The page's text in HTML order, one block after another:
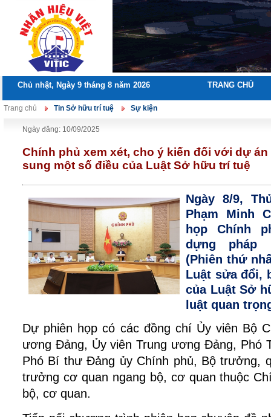
Chủ nhật, Ngày 9 tháng 8 năm 2026 TRANG CHỦ
Trang chủ Tin Sở hữu trí tuệ Sự kiện
Ngày đăng: 10/09/2025
Chính phủ xem xét, cho ý kiến đối với dự
sung một số điều của Luật Sở hữu trí tuệ
Ngày 8/9,
Phạm Minh
họp Chính
dựng pháp
(Phiên thứ
Luật sửa đổi,
của Luật Sở
luật quan
Dự phiên họp có các đồng chí Ủy viên Bộ
ương Đảng, Ủy viên Trung ương Đảng, Phó
Phó Bí thư Đảng ủy Chính phủ, Bộ trưởng,
trưởng cơ quan ngang bộ, cơ quan thuộc
bộ, cơ quan.